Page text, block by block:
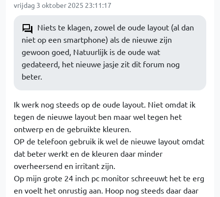
vrijdag 3 oktober 2025 23:11:17
Niets te klagen, zowel de oude layout (al dan
niet op een smartphone) als de nieuwe zijn
gewoon goed, Natuurlijk is de oude wat
gedateerd, het nieuwe jasje zit dit forum nog
beter.
Ik werk nog steeds op de oude layout. Niet omdat ik
tegen de nieuwe layout ben maar wel tegen het
ontwerp en de gebruikte kleuren.
OP de telefoon gebruik ik wel de nieuwe layout omdat
dat beter werkt en de kleuren daar minder
overheersend en irritant zijn.
Op mijn grote 24 inch pc monitor schreeuwt het te erg
en voelt het onrustig aan. Hoop nog steeds daar daar